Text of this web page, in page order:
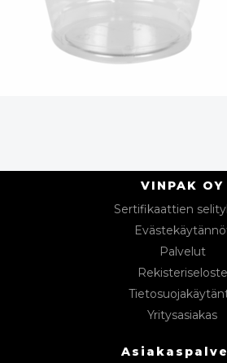
VINPAK OY
Sertifikaattien
Palvelut
Rekisteriseloste
Yritysasiakas